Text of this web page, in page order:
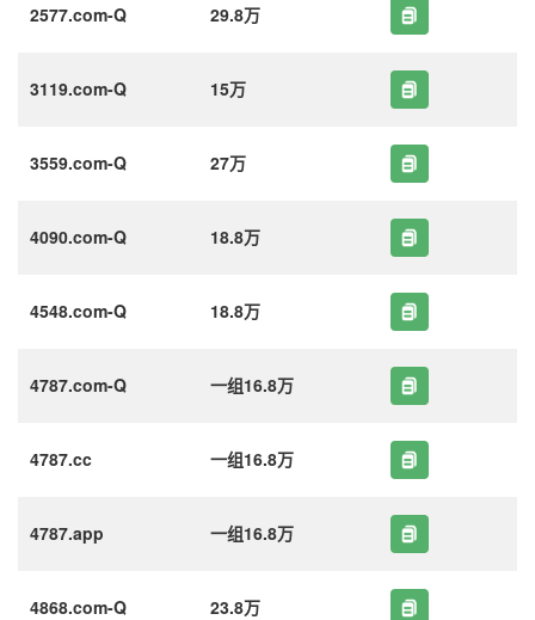
2577.com-Q 29.8万
3119.com-Q 15万
3559.com-Q 27万
4090.com-Q 18.8万
4548.com-Q 18.8万
4787.com-Q 一组16.8万
4787.cc 一组16.8万
4787.app 一组16.8万
4868.com-Q 23.8万